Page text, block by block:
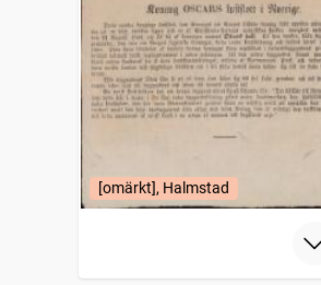
[omärkt], Halmstad